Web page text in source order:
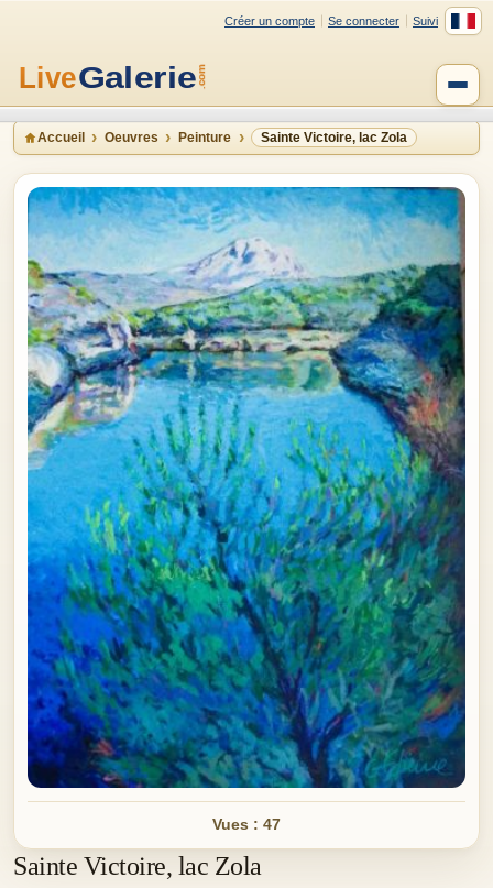
Créer un compte Se connecter Suivi
Accueil Oeuvres Peinture Sainte Victoire, lac Zola
Vues : 47
Sainte Victoire, lac Zola